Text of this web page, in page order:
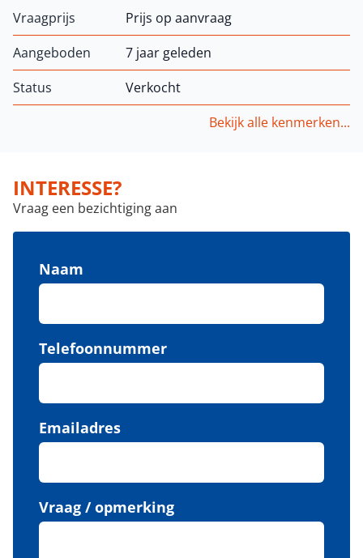
Vraagprijs
Prijs op aanvraag
Aangeboden
7 jaar geleden
Status
Verkocht
Bekijk alle kenmerken...
INTERESSE?
Vraag een bezichtiging aan
Naam
Telefoonnummer
Emailadres
Vraag / opmerking